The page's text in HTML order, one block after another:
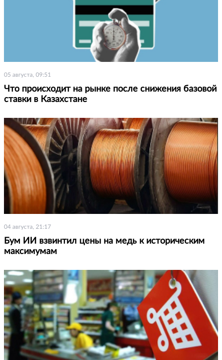
05 августа, 09:51
Что происходит на рынке после снижения базовой
ставки в Казахстане
04 августа, 21:17
Бум ИИ взвинтил цены на медь к историческим
максимумам